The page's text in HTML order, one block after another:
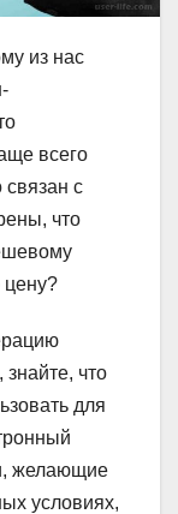
из нас
всего
связан с
что
цену?
что
для
желающие
условиях,